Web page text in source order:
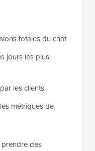
totales du chat
jours les plus
les clients
métriques de
des